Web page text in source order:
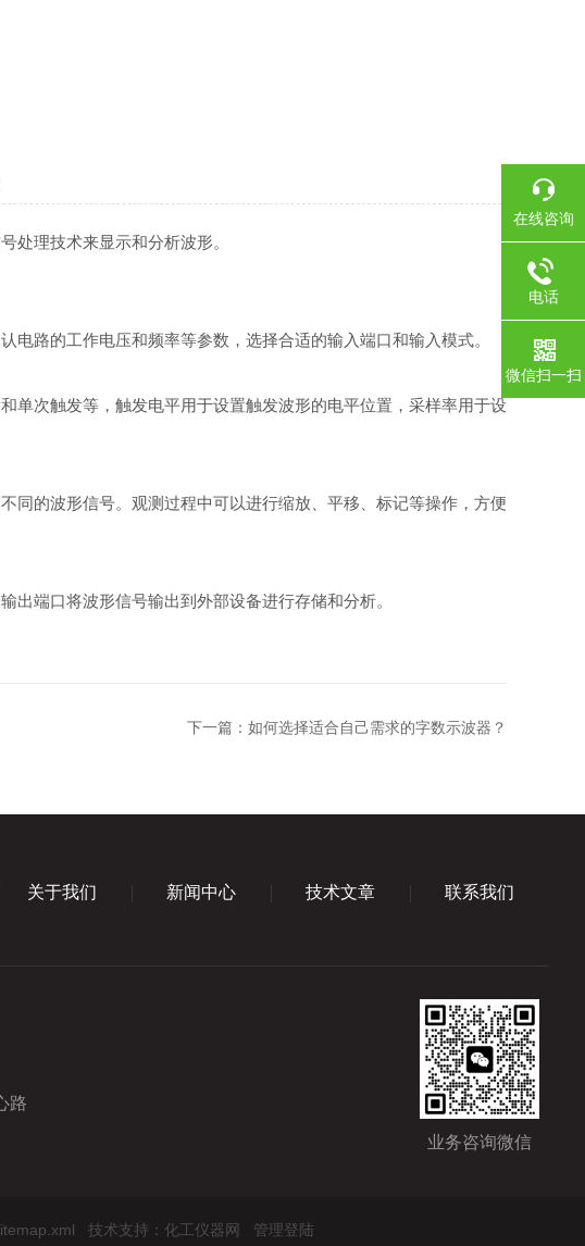
处理技术来显示和分析波形。
路的工作电压和频率等参数，选择合适的输入端口和输入模式。
单次触发等，触发电平用于设置触发波形的电平位置，采样率用于设
同的波形信号。观测过程中可以进行缩放、平移、标记等操作，方便
端口将波形信号输出到外部设备进行存储和分析。
下一篇： 如何选择适合自己需求的字数示波器？
关于我们 新闻中心 技术文章 联系我们
路
业务咨询微信
技术支持： 化工仪器网 管理登陆
在线咨询
电话
微信扫一扫